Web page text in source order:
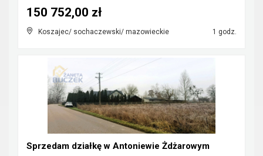
Koszajec/ sochaczewski/ mazowieckie 1 godz.
150 752,00 zł
Sprzedam działkę w Antoniewie Żdżarowym